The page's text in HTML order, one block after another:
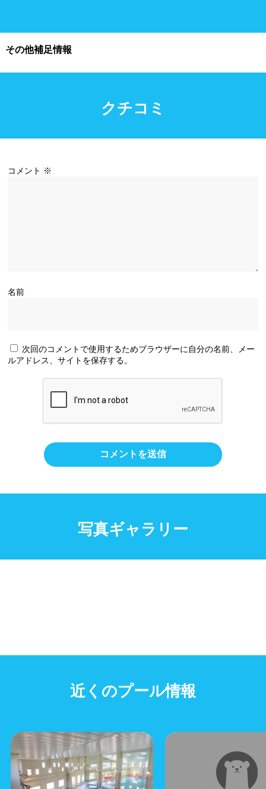
その他補足情報
クチコミ
コメント ※
名前
次回のコメントで使用するためブラウザーに自分の名前、メー
ルアドレス、サイトを保存する。
写真ギャラリー
近くのプール情報
施設利用